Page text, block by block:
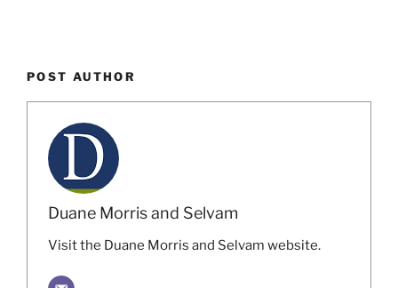
POST AUTHOR
Duane Morris and Selvam
Visit the Duane Morris and Selvam website.